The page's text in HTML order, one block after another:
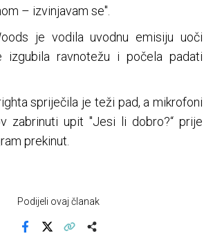
– izvinjavam se".
je vodila uvodnu emisiju uoči
izgubila ravnotežu i počela padati
spriječila je teži pad, a mikrofoni
zabrinuti upit "Jesi li dobro?“ prije
prekinut.
Podijeli ovaj članak